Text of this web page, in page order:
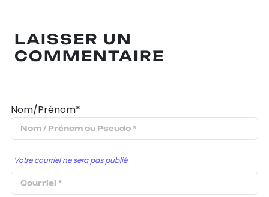
LAISSER UN
COMMENTAIRE
Nom/Prénom*
Votre courriel ne sera pas publié